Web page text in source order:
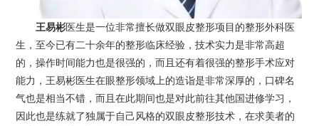
王易彬医生是一位非常擅长做双眼皮整形项目的整形外科医
生，至今已有二十余年的整形临床经验，技术实力是非常高超
的，操作时间能力也是很强的，而且还有着很强的整形手术应对
能力，王易彬医生在眼整形领域上的造诣是非常深厚的，口碑名
气也是相当不错，而且在此期间也是对此前往其他国进修学习，
因此也是练就了独属于自己风格的双眼皮整形技术，在求美者的